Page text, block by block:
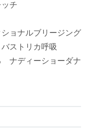
チ
ョナルブリージング
ストリカ呼吸
ナディーショーダナ